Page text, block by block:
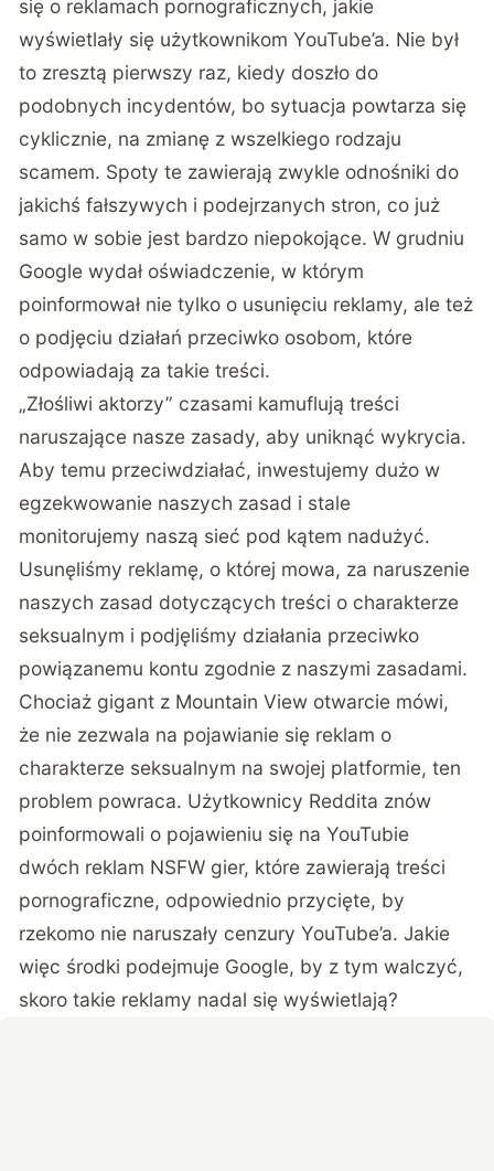
się o reklamach pornograficznych, jakie
wyświetlały się użytkownikom YouTube’a. Nie był
to zresztą pierwszy raz, kiedy doszło do
podobnych incydentów, bo sytuacja powtarza się
cyklicznie, na zmianę z wszelkiego rodzaju
scamem. Spoty te zawierają zwykle odnośniki do
jakichś fałszywych i podejrzanych stron, co już
samo w sobie jest bardzo niepokojące. W grudniu
Google wydał oświadczenie, w którym
poinformował nie tylko o usunięciu reklamy, ale też
o podjęciu działań przeciwko osobom, które
odpowiadają za takie treści.
„Złośliwi aktorzy” czasami kamuflują treści
naruszające nasze zasady, aby uniknąć wykrycia.
Aby temu przeciwdziałać, inwestujemy dużo w
egzekwowanie naszych zasad i stale
monitorujemy naszą sieć pod kątem nadużyć.
Usunęliśmy reklamę, o której mowa, za naruszenie
naszych zasad dotyczących treści o charakterze
seksualnym i podjęliśmy działania przeciwko
powiązanemu kontu zgodnie z naszymi zasadami.
Chociaż gigant z Mountain View otwarcie mówi,
że nie zezwala na pojawianie się reklam o
charakterze seksualnym na swojej platformie, ten
problem powraca. Użytkownicy Reddita znów
poinformowali o pojawieniu się na YouTubie
dwóch reklam NSFW gier, które zawierają treści
pornograficzne, odpowiednio przycięte, by
rzekomo nie naruszały cenzury YouTube’a. Jakie
więc środki podejmuje Google, by z tym walczyć,
skoro takie reklamy nadal się wyświetlają?